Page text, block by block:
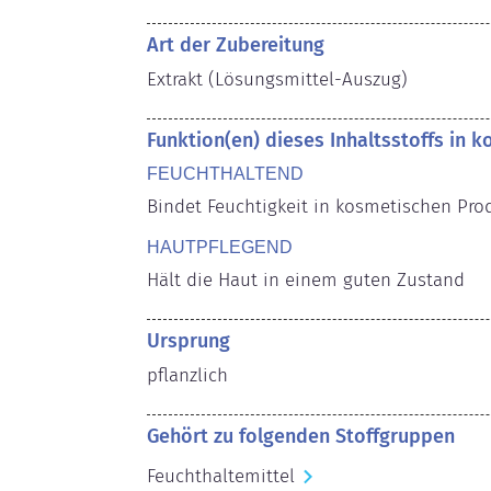
Art der Zubereitung
Extrakt (Lösungsmittel-Auszug)
Funktion(en) dieses Inhaltsstoffs in
FEUCHTHALTEND
Bindet Feuchtigkeit in kosmetischen
HAUTPFLEGEND
Hält die Haut in einem guten Zustand
Ursprung
pflanzlich
Gehört zu folgenden Stoffgruppen
Feuchthaltemittel